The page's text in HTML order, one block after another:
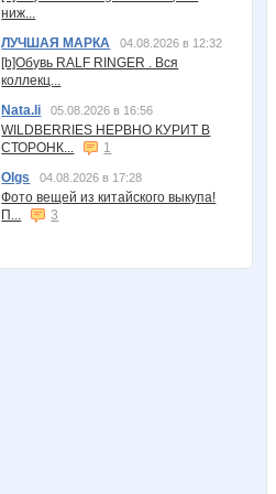
ниж...
ЛУЧШАЯ МАРКА
04.08.2026 в 12:32
[b]Обувь RALF RINGER . Вся
коллекц...
Nata.li
05.08.2026 в 16:56
WILDBERRIES НЕРВНО КУРИТ В
СТОРОНК...
1
Olgs
04.08.2026 в 17:28
Фото вещей из китайского выкупа!
П...
3